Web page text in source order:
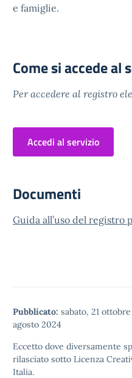
e famiglie.
Come si accede al
Per accedere al registro
Accedi al servizio
Documenti
Guida all’uso del registro
Pubblicato: sabato, 21
agosto 2024
Eccetto dove diversamente
rilasciato sotto Licenza
Italia.